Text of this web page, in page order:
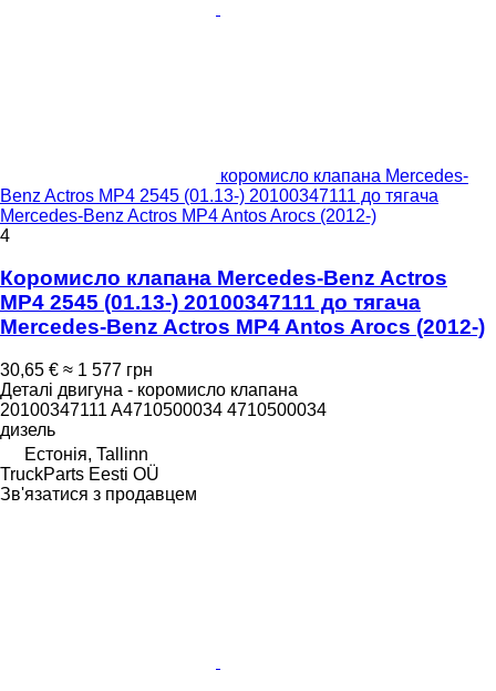
коромисло клапана Mercedes-
Benz Actros MP4 2545 (01.13-) 20100347111 до тягача
Mercedes-Benz Actros MP4 Antos Arocs (2012-)
4
Коромисло клапана Mercedes-Benz Actros
MP4 2545 (01.13-) 20100347111 до тягача
Mercedes-Benz Actros MP4 Antos Arocs (2012-)
30,65 € ≈ 1 577 грн
Деталі двигуна - коромисло клапана
20100347111 A4710500034 4710500034
дизель
Естонія, Tallinn
TruckParts Eesti OÜ
Зв'язатися з продавцем